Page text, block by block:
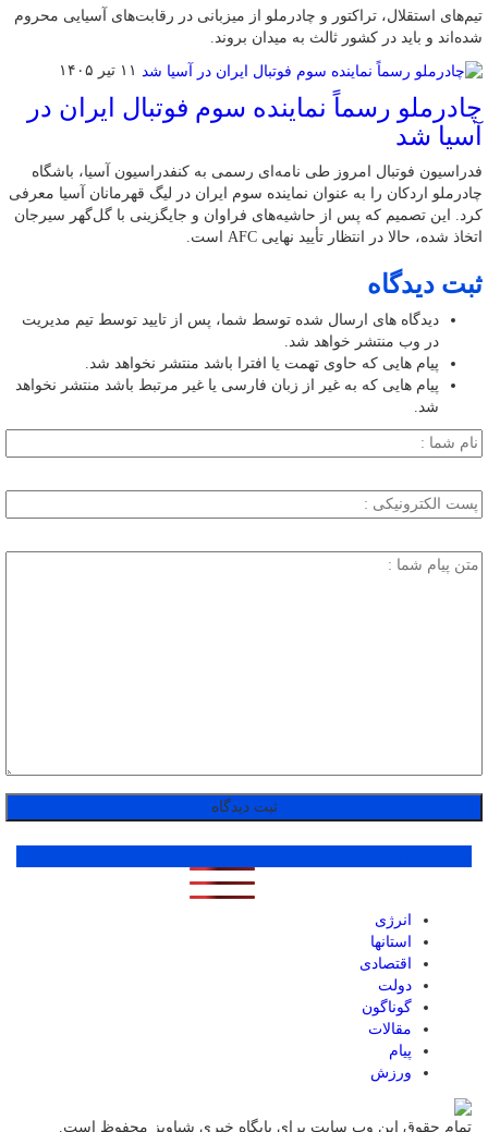
تیم‌های استقلال، تراکتور و چادرملو از میزبانی در رقابت‌های آسیایی محروم
شده‌اند و باید در کشور ثالث به میدان بروند.
۱۱ تیر ۱۴۰۵
چادرملو رسماً نماینده سوم فوتبال ایران در
آسیا شد
فدراسیون فوتبال امروز طی نامه‌ای رسمی به کنفدراسیون آسیا، باشگاه
چادرملو اردکان را به عنوان نماینده سوم ایران در لیگ قهرمانان آسیا معرفی
کرد. این تصمیم که پس از حاشیه‌های فراوان و جایگزینی با گل‌گهر سیرجان
اتخاذ شده، حالا در انتظار تأیید نهایی AFC است.
ثبت دیدگاه
دیدگاه های ارسال شده توسط شما، پس از تایید توسط تیم مدیریت
در وب منتشر خواهد شد.
پیام هایی که حاوی تهمت یا افترا باشد منتشر نخواهد شد.
پیام هایی که به غیر از زبان فارسی یا غیر مرتبط باشد منتشر نخواهد
شد.
انرژی
استانها
اقتصادی
دولت
گوناگون
مقالات
پیام
ورزش
تمام حقوق این وب سایت برای پایگاه خبری شباویز محفوظ است.